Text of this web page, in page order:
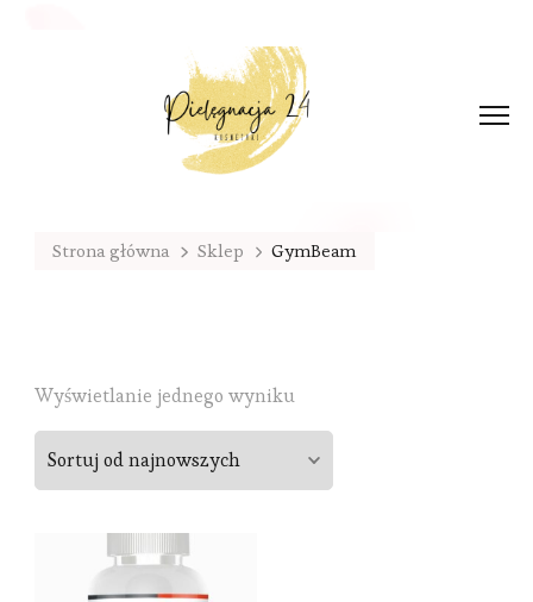
Strona główna Sklep GymBeam
Wyświetlanie jednego wyniku